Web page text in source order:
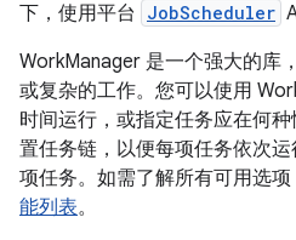
下，使用平台
JobScheduler
WorkManager 是一个强大的库
或复杂的工作。您可以使用
时间运行，或指定任务应在何
置任务链，以便每项任务依次
项任务。如需了解所有可用选项
能列表。